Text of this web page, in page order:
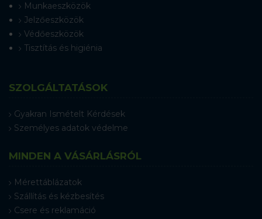
Munkaeszközök
Jelzőeszközök
Védőeszközök
Tisztítás és higiénia
SZOLGÁLTATÁSOK
Gyakran Ismételt Kérdések
Személyes adatok védelme
MINDEN A VÁSÁRLÁSRÓL
Mérettáblázatok
Szállítás és kézbesítés
Csere és reklamáció